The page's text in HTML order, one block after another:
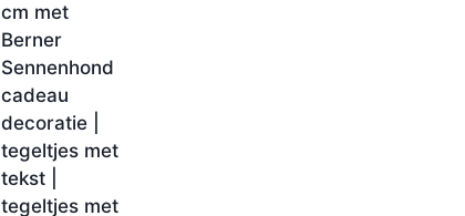
cm met
Berner
Sennenhond
cadeau
decoratie |
tegeltjes met
tekst |
tegeltjes met